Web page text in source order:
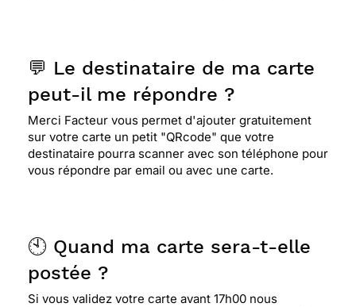
💬 Le destinataire de ma carte
peut-il me répondre ?
Merci Facteur vous permet d'ajouter gratuitement
sur votre carte un petit "QRcode" que votre
destinataire pourra scanner avec son téléphone pour
vous répondre par email ou avec une carte.
🕙 Quand ma carte sera-t-elle
postée ?
Si vous validez votre carte avant 17h00 nous